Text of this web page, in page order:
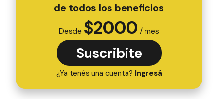
de todos los beneficios
Desde $2000 / mes
Suscribite
¿Ya tenés una cuenta? Ingresá